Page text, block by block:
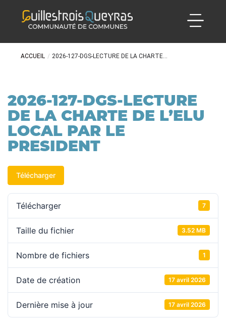
ACCUEIL / 2026-127-DGS-LECTURE DE LA CHARTE...
2026-127-DGS-LECTURE
DE LA CHARTE DE L’ELU
LOCAL PAR LE
PRESIDENT
Télécharger
Télécharger 7
Taille du fichier 3.52 MB
Nombre de fichiers 1
Date de création 17 avril 2026
Dernière mise à jour 17 avril 2026